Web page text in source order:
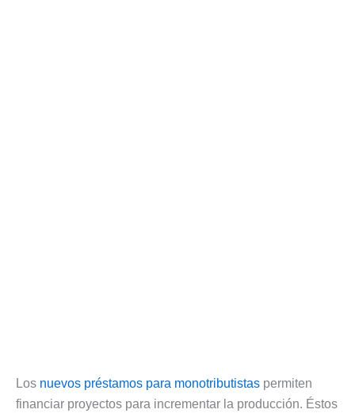
Los nuevos préstamos para monotributistas permiten
financiar proyectos para incrementar la producción. Éstos